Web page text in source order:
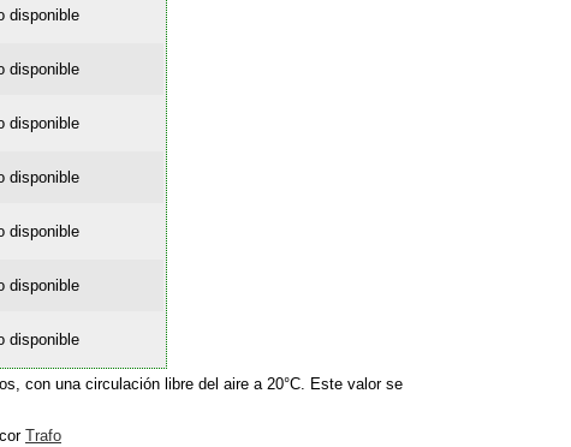
disponible
disponible
disponible
disponible
disponible
disponible
disponible
con una circulación libre del aire a 20°C. Este valor se
Trafo